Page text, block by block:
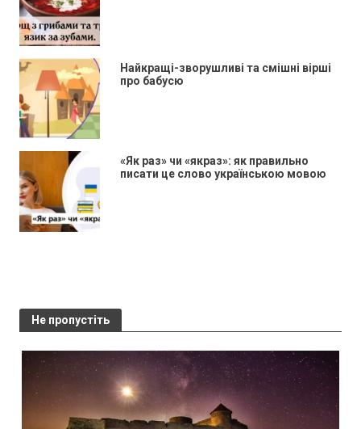
Найкращі-зворушливі та смішні вірші
про бабусю
«Як раз» чи «якраз»: як правильно
писати це слово українською мовою
Не пропустіть